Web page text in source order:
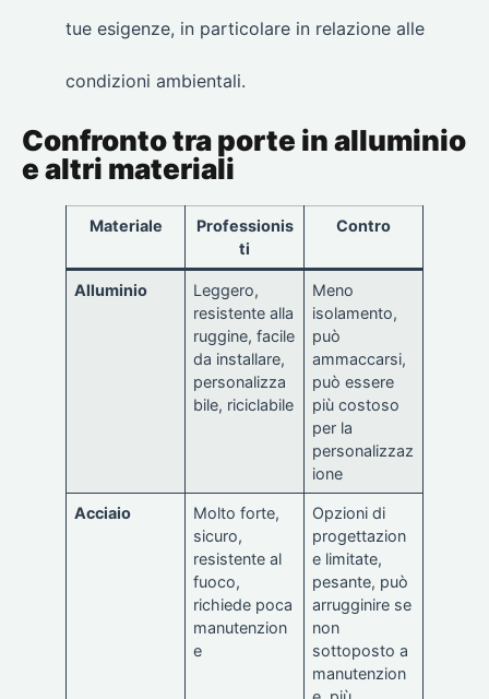
tue esigenze, in particolare in relazione alle
condizioni ambientali.
Confronto tra porte in alluminio
e altri materiali
Materiale
Professionis
ti
Contro
Alluminio
Leggero,
resistente alla
ruggine, facile
da installare,
personalizza
bile, riciclabile
Meno
isolamento,
può
ammaccarsi,
può essere
più costoso
per la
personalizzaz
ione
Acciaio
Molto forte,
sicuro,
resistente al
fuoco,
richiede poca
manutenzion
e
Opzioni di
progettazion
e limitate,
pesante, può
arrugginire se
non
sottoposto a
manutenzion